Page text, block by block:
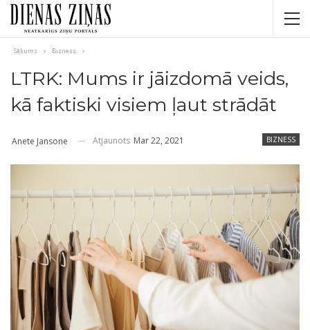
Sākums Bizness
LTRK: Mums ir jāizdomā veids,
kā faktiski visiem ļaut strādāt
BIZNESS
Anete Jansone Atjaunots Mar 22, 2021